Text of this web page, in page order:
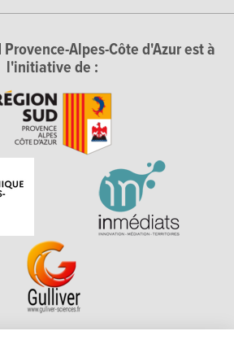
Provence-Alpes-Côte d'Azur est à
l'initiative de :